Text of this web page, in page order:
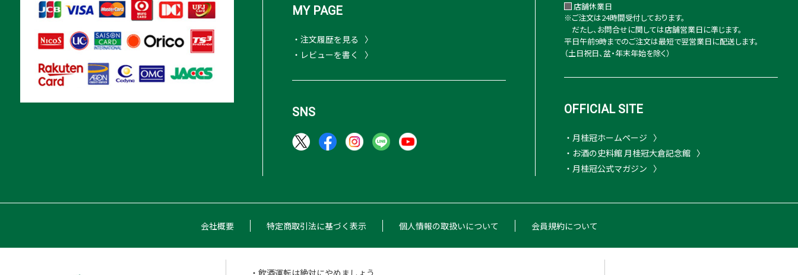
MY PAGE
・注文履歴を見る
・レビューを書く
SNS
店舗休業日
※ご注文は24時間受付しております。
だたし、お問合せに関しては店舗営業日に準じます。
平日午前9時までのご注文は最短で翌営業日に配送します。
（土日祝日、盆・年末年始を除く）
OFFICIAL SITE
・月桂冠ホームページ
・お酒の史料館 月桂冠大倉記念館
・月桂冠公式マガジン
会社概要 特定商取引法に基づく表示 個人情報の取扱いについて 会員規約について
・飲酒運転は絶対にやめましょう